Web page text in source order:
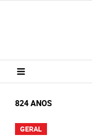
824 ANOS
GERAL